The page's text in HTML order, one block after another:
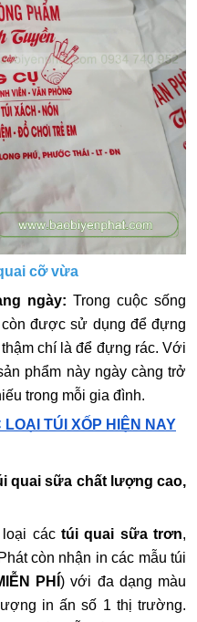
cỡ vừa
ngày: Trong cuộc sống
được sử dụng để đựng
chí là để đựng rác. Với
phẩm này ngày càng trở
trong mỗi gia đình.
TÚI XỐP HIỆN NAY
quai sữa chất lượng cao,
các túi quai sữa trơn,
còn nhận in các mẫu túi
PHÍ) với đa dạng màu
in ấn số 1 thị trường.